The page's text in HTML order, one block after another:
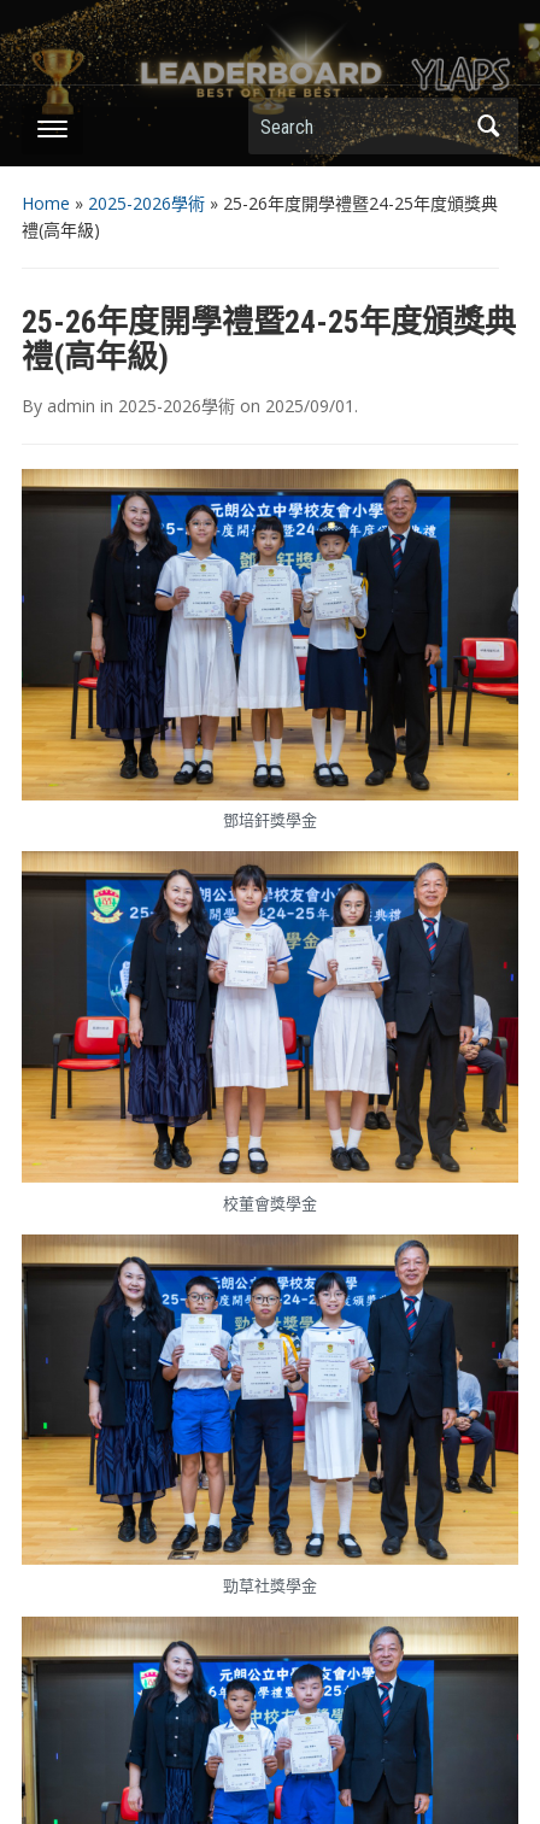
Search
Home » 2025-2026學術» 25-26年度開學禮暨24-25年度頒獎典
禮(高年級)
25-26年度開學禮暨24-25年度頒獎典
禮(高年級)
By admin in 2025-2026學術on 2025/09/01 .
鄧培釬獎學金
校董會獎學金
勁草社獎學金